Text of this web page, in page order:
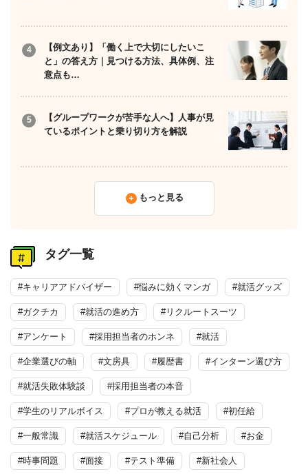
【例文あり】「働く上で大切にしたいこ
と」の答え方｜見つける方法、具体例、注
意点も…
【グループワークが苦手な人へ】人事が見
ているポイントと乗り切り方を解説
もっと見る
タグ一覧
#キャリアアドバイザー #悩みに効くマンガ #就活グッズ
#ガクチカ #就活の進め方 #リクルートスーツ
#アンケート #採用担当者のホンネ #就活
#企業選びの軸 #文房具 #履歴書 #インターン選び方
#就活失敗体験談 #採用担当者の本音
#学生のリアルボイス #プロが教える就活 #初任給
#一般常識 #就活スケジュール #自己分析 #お金
#時事問題 #面接 #テスト準備 #新社会人